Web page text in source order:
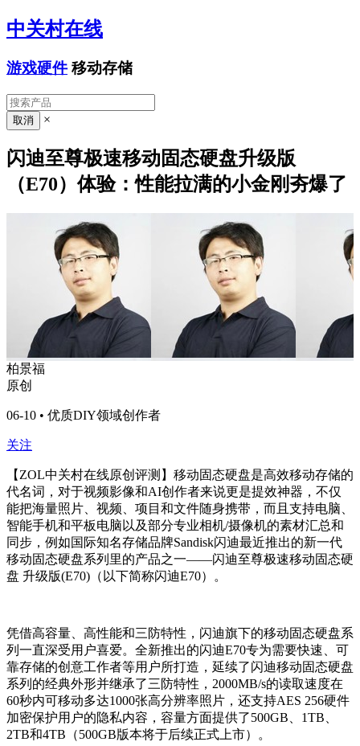
中关村在线
游戏硬件 移动存储
×
闪迪至尊极速移动固态硬盘升级版
（E70）体验：性能拉满的小金刚夯爆了
柏景福
原创
06-10 • 优质DIY领域创作者
关注
【ZOL中关村在线原创评测】移动固态硬盘是高效移动存储的
代名词，对于视频影像和AI创作者来说更是提效神器，不仅
能把海量照片、视频、项目和文件随身携带，而且支持电脑、
智能手机和平板电脑以及部分专业相机/摄像机的素材汇总和
同步，例如国际知名存储品牌Sandisk闪迪最近推出的新一代
移动固态硬盘系列里的产品之一——闪迪至尊极速移动固态硬
盘 升级版(E70)（以下简称闪迪E70）。
凭借高容量、高性能和三防特性，闪迪旗下的移动固态硬盘系
列一直深受用户喜爱。全新推出的闪迪E70专为需要快速、可
靠存储的创意工作者等用户所打造，延续了闪迪移动固态硬盘
系列的经典外形并继承了三防特性，2000MB/s的读取速度在
60秒内可移动多达1000张高分辨率照片，还支持AES 256硬件
加密保护用户的隐私内容，容量方面提供了500GB、1TB、
2TB和4TB（500GB版本将于后续正式上市）。